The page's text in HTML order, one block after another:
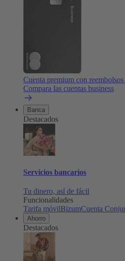
Cuenta premium con
Compara las cuentas business
Banca
Destacados
Servicios bancarios
Tu dinero, así de fácil
Funcionalidades
Tarifa móvilBizumCuenta
Ahorro
Destacados